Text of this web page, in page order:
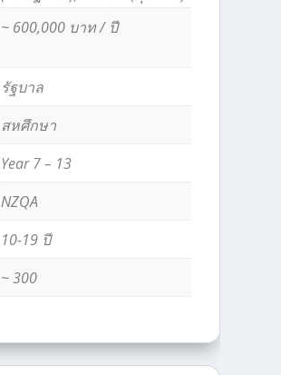
~ 600,000 บาท / ปี
รัฐบาล
สหศึกษา
Year 7 – 13
NZQA
10-19 ปี
~ 300